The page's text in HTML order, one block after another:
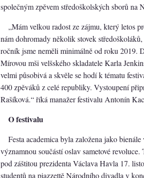
společným zpěvem středoškolských sborů na
„Mám velkou radost ze zájmu, který letos
nám dohromady několik stovek
ročník jsme neměli minimálně od roku 2019.
Mírovou mši velšského skladatele Karla
velmi působivá a skvěle se hodí k tématu
400 zpěváků z celé republiky. Vystoupení
Rašíková.“ říká manažer festivalu Antonín
O festivalu
Festa academica byla založena jako
významnou součástí oslav sametové
pod záštitou prezidenta Václava Havla 17.
studentů na piazzettě Národního divadla v